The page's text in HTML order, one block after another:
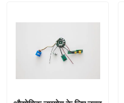
वीडियो